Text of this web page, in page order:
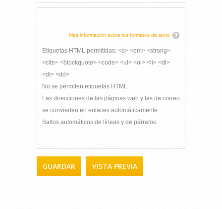
Más información sobre los formatos de texto
Etiquetas HTML permitidas: <a> <em> <strong>
<cite> <blockquote> <code> <ul> <ol> <li> <dl>
<dt> <dd>
No se permiten etiquetas HTML.
Las direcciones de las páginas web y las de correo
se convierten en enlaces automáticamente.
Saltos automáticos de líneas y de párrafos.